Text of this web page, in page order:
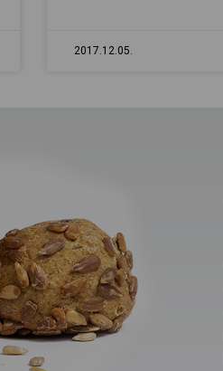
2017.12.05.